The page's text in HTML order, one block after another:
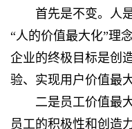
首先是不变。人
“人的价值最大化”理
企业的终极目标是创
验、实现用户价值最
二是员工价值最
员工的积极性和创造